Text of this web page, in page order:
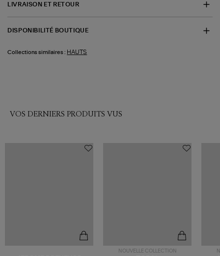
LIVRAISON ET RETOUR
DISPONIBILITÉ BOUTIQUE
Collections similaires : HAUTS
VOS DERNIERS PRODUITS VUS
NOUVELLE COLLECTION